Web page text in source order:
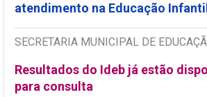
atendimento na Educação Infantil
SECRETARIA MUNICIPAL DE
Resultados do Ideb já estão
para consulta